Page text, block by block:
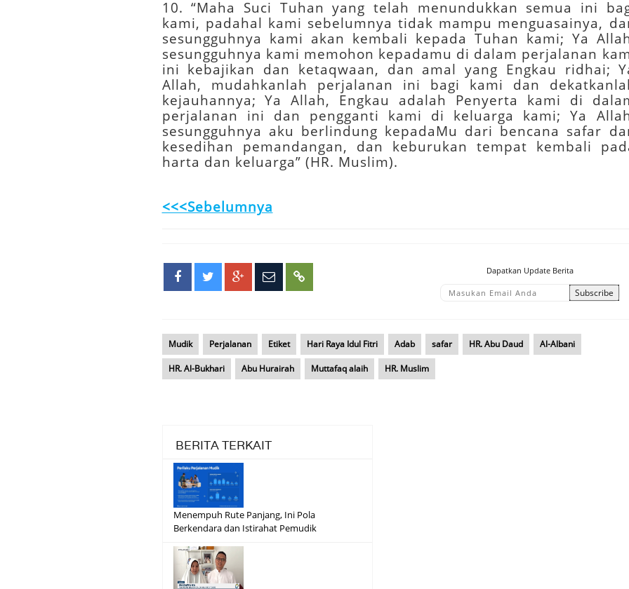
10. “Maha Suci Tuhan yang telah menundukkan semua ini
kami, padahal kami sebelumnya tidak mampu menguasainya,
sesungguhnya kami akan kembali kepada Tuhan kami; Ya
sesungguhnya kami memohon kepadamu di dalam perjalanan
ini kebajikan dan ketaqwaan, dan amal yang Engkau ridhai;
Allah, mudahkanlah perjalanan ini bagi kami dan
kejauhannya; Ya Allah, Engkau adalah Penyerta kami di
perjalanan ini dan pengganti kami di keluarga kami; Ya
sesungguhnya aku berlindung kepadaMu dari bencana safar
kesedihan pemandangan, dan keburukan tempat kembali
harta dan keluarga” (HR. Muslim).
<<<Sebelumnya
Dapatkan Update Berita
Mudik Perjalanan Etiket Hari Raya Idul Fitri Adab safar HR. Abu Daud Al-Albani
HR. Al-Bukhari Abu Hurairah Muttafaq alaih HR. Muslim
BERITA TERKAIT
Menempuh Rute Panjang, Ini Pola
Berkendara dan Istirahat Pemudik